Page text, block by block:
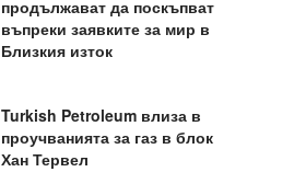
продължават да поскъпват
въпреки заявките за мир в
Близкия изток
Turkish Petroleum влиза в
проучванията за газ в блок
Хан Тервел